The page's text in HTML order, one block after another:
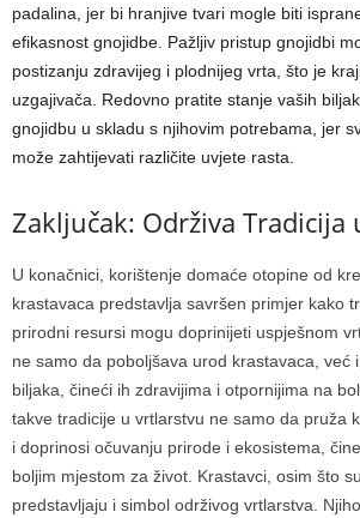
padalina, jer bi hranjive tvari mogle biti
efikasnost gnojidbe. Pažljiv pristup gnojidbi
postizanju zdravijeg i plodnijeg vrta, što je
uzgajivača. Redovno pratite stanje vaših
gnojidbu u skladu s njihovim potrebama, jer
može zahtijevati različite uvjete rasta.
Zaključak: Održiva Tradicija
U konačnici, korištenje domaće otopine od
krastavaca predstavlja savršen primjer kako
prirodni resursi mogu doprinijeti uspješnom
ne samo da poboljšava urod krastavaca, već
biljaka, čineći ih zdravijima i otpornijima na
takve tradicije u vrtlarstvu ne samo da pruža
i doprinosi očuvanju prirode i ekosistema,
boljim mjestom za život. Krastavci, osim što
predstavljaju i simbol održivog vrtlarstva.